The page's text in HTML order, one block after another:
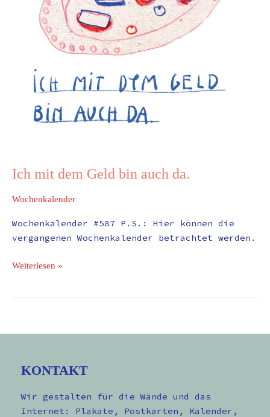
Ich mit dem Geld bin auch da.
Wochenkalender
Wochenkalender #587 P.S.: Hier können die
vergangenen Wochenkalender betrachtet werden.
Weiterlesen »
KONTAKT
Wir gestalten für die Wände und das
Internet: Plakate, Postkarten, Kalender,